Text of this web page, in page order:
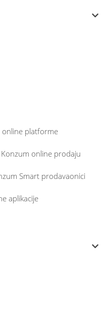
online platforme
online prodaju
Smart prodavaonici
aplikacije